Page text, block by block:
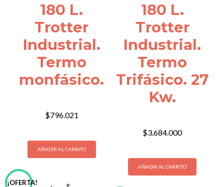
180 L.
Trotter
Industrial.
Termo
monfásico.
$796.021
AÑADIR AL CARRITO
180 L.
Trotter
Industrial.
Termo
Trifásico. 27
Kw.
$3.684.000
AÑADIR AL CARRITO
¡OFERTA!